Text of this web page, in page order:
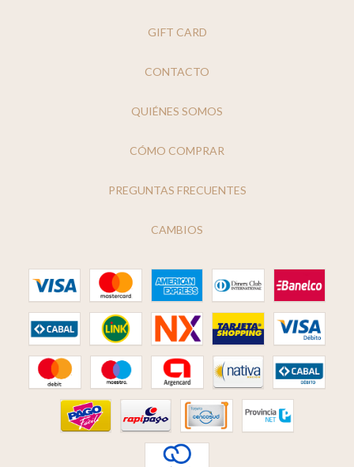
GIFT CARD
CONTACTO
QUIÉNES SOMOS
CÓMO COMPRAR
PREGUNTAS FRECUENTES
CAMBIOS